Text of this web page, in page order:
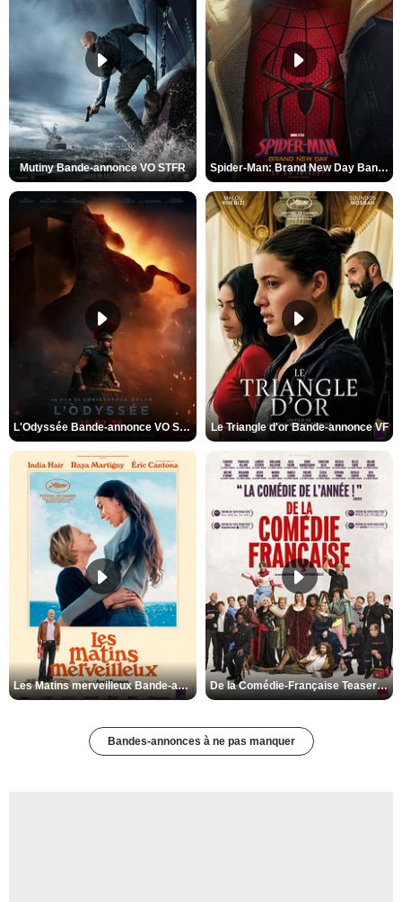
Mutiny Bande-annonce VO STFR Spider-Man: Brand New Day Bande-annonce VO STFR
L'Odyssée Bande-annonce VO STFR Le Triangle d'or Bande-annonce VF
Les Matins merveilleux Bande-annonce VF De la Comédie-Française Teaser VF
Bandes-annonces à ne pas manquer